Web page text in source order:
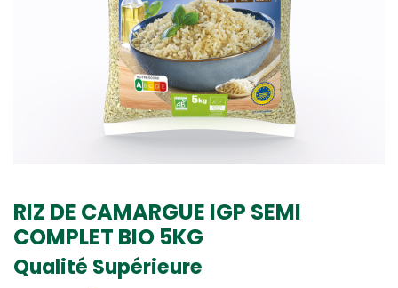
RIZ DE CAMARGUE IGP SEMI
COMPLET BIO 5KG
Qualité Supérieure